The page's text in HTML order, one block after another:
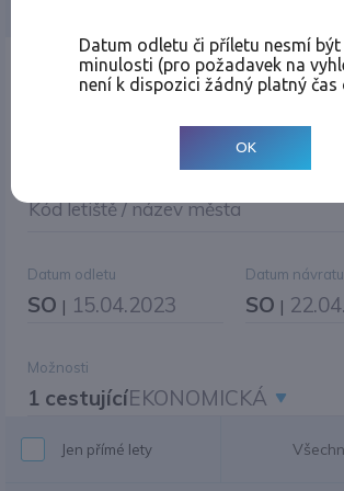
Místo odletu
Kód letiště / název města
Datum odletu
SO | 15.04.2023
Datum návratu
SO |
Možnosti
1 cestujícíEKONOMICKÁ
Jen přímé lety
Datum odletu či příletu nesmí být
minulosti (pro požadavek na
není k dispozici žádný platný čas
OK